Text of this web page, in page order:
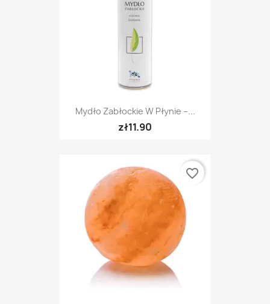
Mydło Zabłockie W Płynie –...
zł11.90
favorite_border